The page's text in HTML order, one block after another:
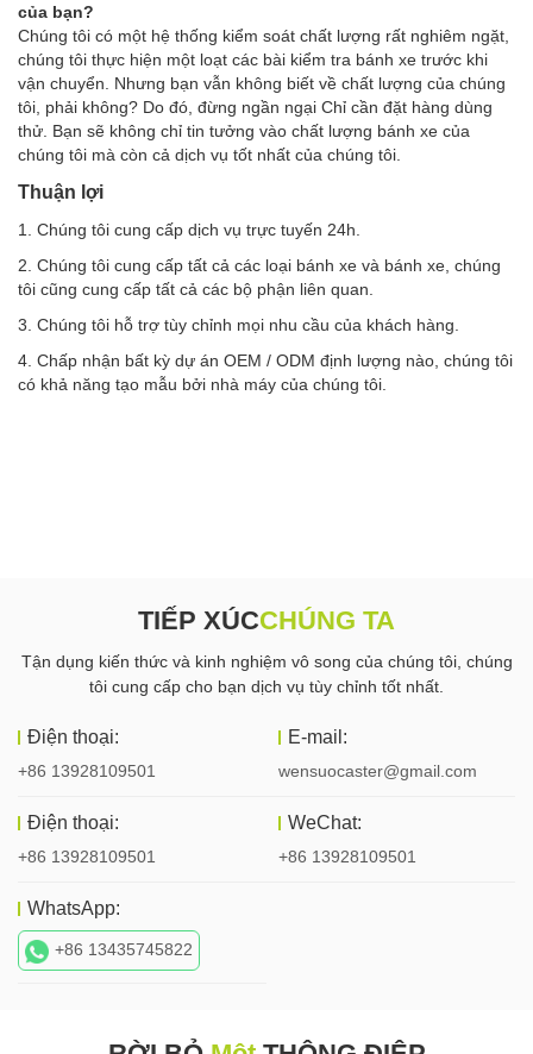
của bạn?
Chúng tôi có một hệ thống kiểm soát chất lượng rất nghiêm ngặt,
chúng tôi thực hiện một loạt các bài kiểm tra bánh xe trước khi
vận chuyển. Nhưng bạn vẫn không biết về chất lượng của chúng
tôi, phải không? Do đó, đừng ngần ngại Chỉ cần đặt hàng dùng
thử. Bạn sẽ không chỉ tin tưởng vào chất lượng bánh xe của
chúng tôi mà còn cả dịch vụ tốt nhất của chúng tôi.
Thuận lợi
1. Chúng tôi cung cấp dịch vụ trực tuyến 24h.
2. Chúng tôi cung cấp tất cả các loại bánh xe và bánh xe, chúng
tôi cũng cung cấp tất cả các bộ phận liên quan.
3. Chúng tôi hỗ trợ tùy chỉnh mọi nhu cầu của khách hàng.
4. Chấp nhận bất kỳ dự án OEM / ODM định lượng nào, chúng tôi
có khả năng tạo mẫu bởi nhà máy của chúng tôi.
TIẾP XÚCCHÚNG TA
Tận dụng kiến ​​thức và kinh nghiệm vô song của chúng tôi, chúng
tôi cung cấp cho bạn dịch vụ tùy chỉnh tốt nhất.
Điện thoại:
+86 13928109501
E-mail:
wensuocaster@gmail.com
Điện thoại:
+86 13928109501
WeChat:
+86 13928109501
WhatsApp:
+86 13435745822